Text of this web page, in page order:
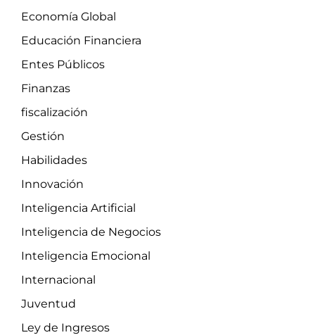
Economía Global
Educación Financiera
Entes Públicos
Finanzas
fiscalización
Gestión
Habilidades
Innovación
Inteligencia Artificial
Inteligencia de Negocios
Inteligencia Emocional
Internacional
Juventud
Ley de Ingresos